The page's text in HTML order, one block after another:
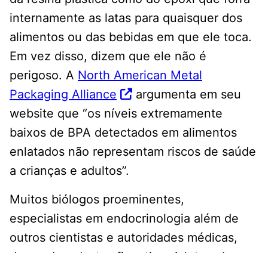
internamente as latas para quaisquer dos
alimentos ou das bebidas em que ele toca.
Em vez disso, dizem que ele não é
perigoso. A North American Metal
Packaging Alliance
argumenta em seu
website que “os níveis extremamente
baixos de BPA detectados em alimentos
enlatados não representam riscos de saúde
a crianças e adultos”.
Muitos biólogos proeminentes,
especialistas em endocrinologia além de
outros cientistas e autoridades médicas,